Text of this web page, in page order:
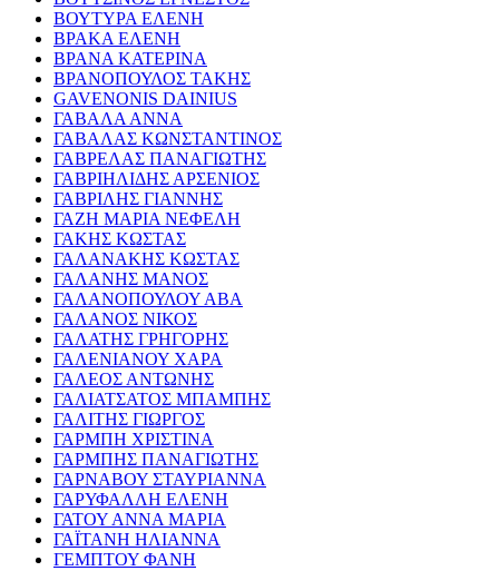
ΒΟΥΤΥΡΑ ΕΛΕΝΗ
ΒΡΑΚΑ ΕΛΕΝΗ
ΒΡΑΝΑ ΚΑΤΕΡΙΝΑ
ΒΡΑΝΟΠΟΥΛΟΣ ΤΑΚΗΣ
GAVENONIS DAINIUS
ΓΑΒΑΛΑ ΑΝΝΑ
ΓΑΒΑΛΑΣ ΚΩΝΣΤΑΝΤΙΝΟΣ
ΓΑΒΡΕΛΑΣ ΠΑΝΑΓΙΩΤΗΣ
ΓΑΒΡΙΗΛΙΔΗΣ ΑΡΣΕΝΙΟΣ
ΓΑΒΡΙΛΗΣ ΓΙΑΝΝΗΣ
ΓΑΖΗ ΜΑΡΙΑ ΝΕΦΕΛΗ
ΓΑΚΗΣ ΚΩΣΤΑΣ
ΓΑΛΑΝΑΚΗΣ ΚΩΣΤΑΣ
ΓΑΛΑΝΗΣ ΜΑΝΟΣ
ΓΑΛΑΝΟΠΟΥΛΟΥ ΑΒΑ
ΓΑΛΑΝΟΣ ΝΙΚΟΣ
ΓΑΛΑΤΗΣ ΓΡΗΓΟΡΗΣ
ΓΑΛΕΝΙΑΝΟΥ ΧΑΡΑ
ΓΑΛΕΟΣ ΑΝΤΩΝΗΣ
ΓΑΛΙΑΤΣΑΤΟΣ ΜΠΑΜΠΗΣ
ΓΑΛΙΤΗΣ ΓΙΩΡΓΟΣ
ΓΑΡΜΠΗ ΧΡΙΣΤΙΝΑ
ΓΑΡΜΠΗΣ ΠΑΝΑΓΙΩΤΗΣ
ΓΑΡΝΑΒΟΥ ΣΤΑΥΡΙΑΝΝΑ
ΓΑΡΥΦΑΛΛΗ ΕΛΕΝΗ
ΓΑΤΟΥ ΑΝΝΑ ΜΑΡΙΑ
ΓΑΪΤΑΝΗ ΗΛΙΑΝΝΑ
ΓΕΜΠΤΟΥ ΦΑΝΗ